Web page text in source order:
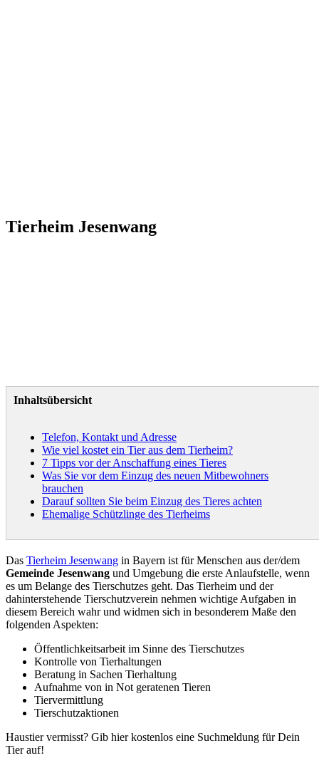
Tierheim Jesenwang
Inhaltsübersicht
Telefon, Kontakt und Adresse
Wie viel kostet ein Tier aus dem Tierheim?
7 Tipps vor der Anschaffung eines Tieres
Was Sie vor dem Einzug des neuen Mitbewohners
brauchen
Darauf sollten Sie beim Einzug des Tieres achten
Ehemalige Schützlinge des Tierheims
Das Tierheim Jesenwang in Bayern ist für Menschen aus der/dem
Gemeinde Jesenwang und Umgebung die erste Anlaufstelle, wenn
es um Belange des Tierschutzes geht. Das Tierheim und der
dahinterstehende Tierschutzverein nehmen wichtige Aufgaben in
diesem Bereich wahr und widmen sich in besonderem Maße den
folgenden Aspekten:
Öffentlichkeitsarbeit im Sinne des Tierschutzes
Kontrolle von Tierhaltungen
Beratung in Sachen Tierhaltung
Aufnahme von in Not geratenen Tieren
Tiervermittlung
Tierschutzaktionen
Haustier vermisst? Gib hier kostenlos eine Suchmeldung für Dein
Tier auf!